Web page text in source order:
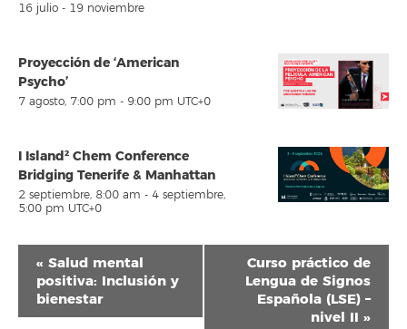
16 julio - 19 noviembre
Proyección de ‘American
Psycho’
7 agosto, 7:00 pm - 9:00 pm UTC+0
I Island² Chem Conference
Bridging Tenerife & Manhattan
2 septiembre, 8:00 am - 4 septiembre,
5:00 pm UTC+0
Navegación
del
Evento
« Salud mental
positiva: Inclusión y
bienestar
Curso práctico de
Lengua de Signos
Española (LSE) –
nivel II »